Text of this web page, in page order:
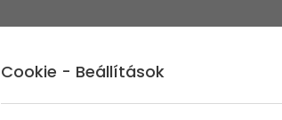
Cookie - Beállítások